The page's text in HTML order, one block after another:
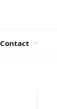
Contact